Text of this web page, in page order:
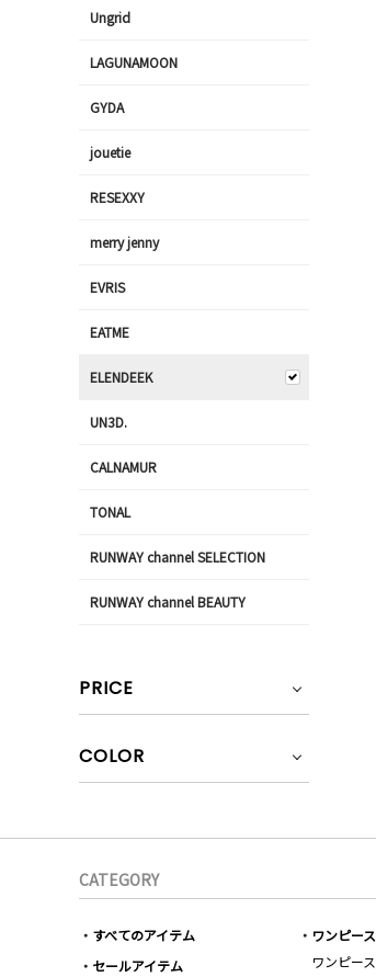
Ungrid
LAGUNAMOON
GYDA
jouetie
RESEXXY
merry jenny
EVRIS
EATME
ELENDEEK
UN3D.
CALNAMUR
TONAL
RUNWAY channel SELECTION
RUNWAY channel BEAUTY
PRICE
COLOR
CATEGORY
すべてのアイテム
セールアイテム
ワンピース
ワンピース